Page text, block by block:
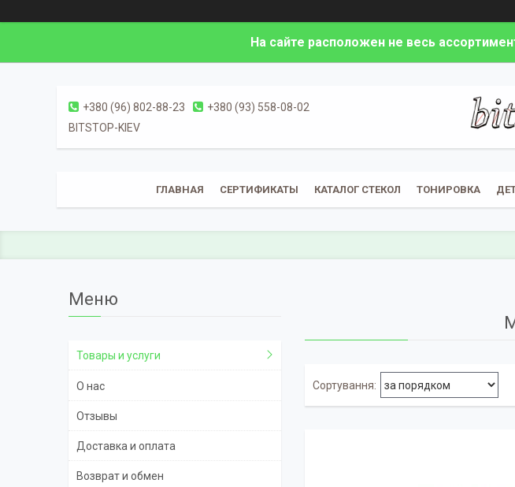
На сайте расположен не весь
+380 (96) 802-88-23
+380 (93) 558-08-02
BITSTOP-KIEV
ГЛАВНАЯ СЕРТИФИКАТЫ КАТАЛОГ СТЕКОЛ ТОНИРОВКА
Товары и услуги
О нас
Отзывы
Доставка и оплата
Возврат и обмен